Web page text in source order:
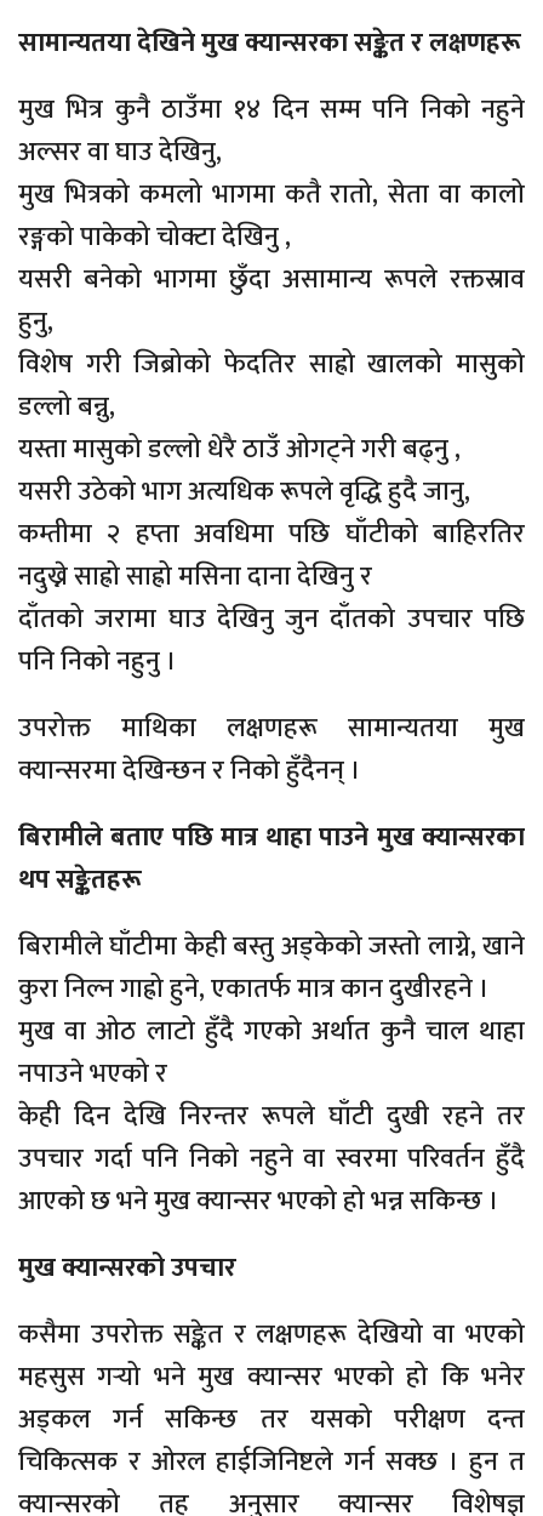
सामान्यतया देखिने मुख क्यान्सरका सङ्केत र लक्षणहरू
मुख भित्र कुनै ठाउँमा १४ दिन सम्म पनि निको नहुने
अल्सर वा घाउ देखिनु,
मुख भित्रको कमलो भागमा कतै रातो, सेता वा कालो
रङ्गको पाकेको चोक्टा देखिनु ,
यसरी बनेको भागमा छुँदा असामान्य रूपले रक्तस्राव
हुनु,
विशेष गरी जिब्रोको फेदतिर साह्रो खालको मासुको
डल्लो बन्नु,
यस्ता मासुको डल्लो धेरै ठाउँ ओगट्ने गरी बढ्नु ,
यसरी उठेको भाग अत्यधिक रूपले वृद्धि हुदै जानु,
कम्तीमा २ हप्ता अवधिमा पछि घाँटीको बाहिरतिर
नदुख्ने साह्रो साह्रो मसिना दाना देखिनु र
दाँतको जरामा घाउ देखिनु जुन दाँतको उपचार पछि
पनि निको नहुनु ।
उपरोक्त माथिका लक्षणहरू सामान्यतया मुख
क्यान्सरमा देखिन्छन र निको हुँदैनन् ।
बिरामीले बताए पछि मात्र थाहा पाउने मुख क्यान्सरका
थप सङ्केतहरू
बिरामीले घाँटीमा केही बस्तु अड्केको जस्तो लाग्ने, खाने
कुरा निल्न गाह्रो हुने, एकातर्फ मात्र कान दुखीरहने ।
मुख वा ओठ लाटो हुँदै गएको अर्थात कुनै चाल थाहा
नपाउने भएको र
केही दिन देखि निरन्तर रूपले घाँटी दुखी रहने तर
उपचार गर्दा पनि निको नहुने वा स्वरमा परिवर्तन हुँदै
आएको छ भने मुख क्यान्सर भएको हो भन्न सकिन्छ ।
मुख क्यान्सरको उपचार
कसैमा उपरोक्त सङ्केत र लक्षणहरू देखियो वा भएको
महसुस गर्‍यो भने मुख क्यान्सर भएको हो कि भनेर
अड्कल गर्न सकिन्छ तर यसको परीक्षण दन्त
चिकित्सक र ओरल हाईजिनिष्टले गर्न सक्छ । हुन त
क्यान्सरको तह अनुसार क्यान्सर विशेषज्ञ